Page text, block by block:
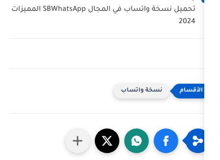
تحميل نسخة واتساب في المجال SBWhatsApp المميزات
واتساب